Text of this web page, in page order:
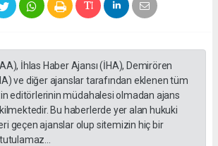
İhlas Haber Ajansı (İHA), Demirören
ve diğer ajanslar tarafından eklenen tüm
editörlerinin müdahalesi olmadan ajans
Bu haberlerde yer alan hukuki
geçen ajanslar olup sitemizin hiç bir